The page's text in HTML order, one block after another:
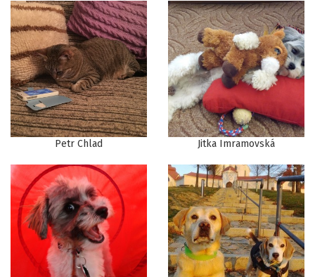
Petr Chlad Jitka Imramovská